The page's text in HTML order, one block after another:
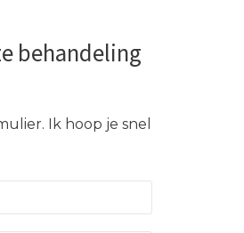
behandeling
Ik hoop je snel